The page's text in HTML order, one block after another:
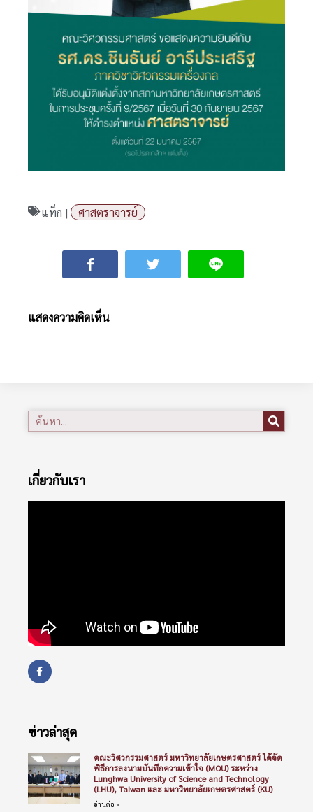
แท็ก | ศาสตราจารย์
แสดงความคิดเห็น
เกี่ยวกับเรา
ข่าวล่าสุด
คณะวิศวกรรมศาสตร์ มหาวิทยาลัยเกษตรศาสตร์ ได้จัด
พิธีการลงนามบันทึกความเข้าใจ (MOU) ระหว่าง
Lunghwa University of Science and Technology
(LHU), Taiwan และ มหาวิทยาลัยเกษตรศาสตร์ (KU)
อ่านต่อ »